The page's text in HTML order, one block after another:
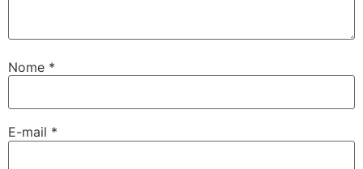
Nome *
E-mail *